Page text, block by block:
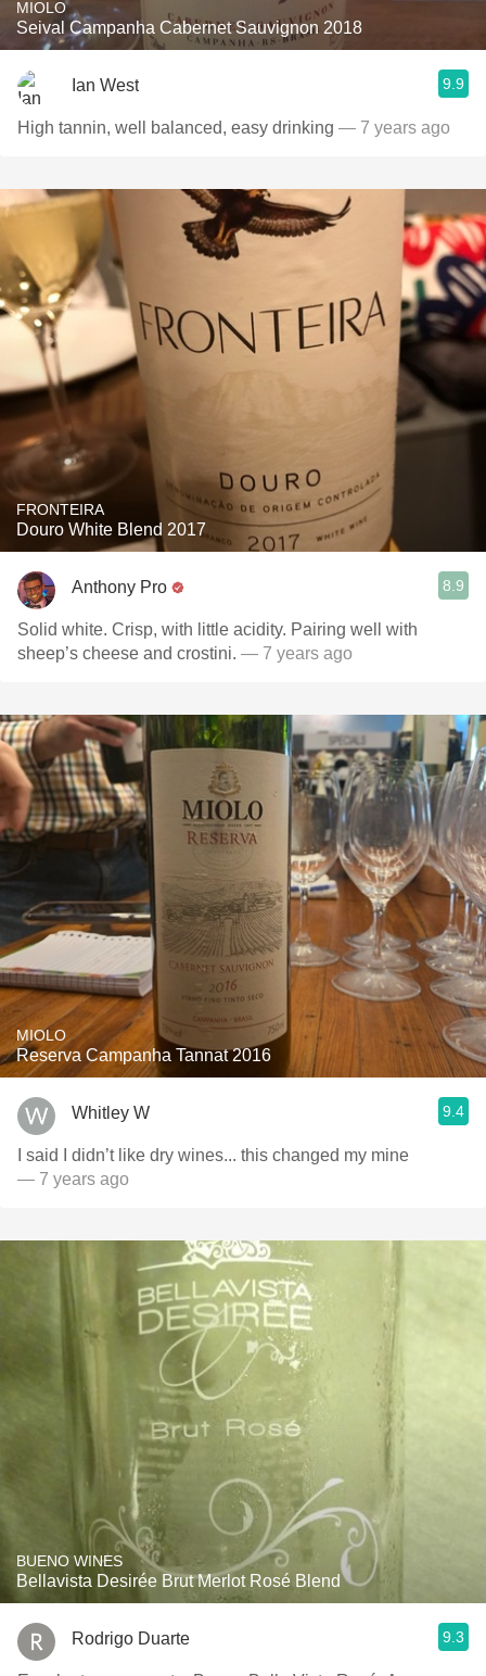
MIOLO
Seival Campanha Cabernet Sauvignon 2018
Ian West 9.9
High tannin, well balanced, easy drinking — 7 years ago
FRONTEIRA
Douro White Blend 2017
Anthony Pro 8.9
Solid white. Crisp, with little acidity. Pairing well with
sheep’s cheese and crostini. — 7 years ago
MIOLO
Reserva Campanha Tannat 2016
Whitley W 9.4
I said I didn’t like dry wines... this changed my mine
— 7 years ago
BUENO WINES
Bellavista Desirée Brut Merlot Rosé Blend
Rodrigo Duarte 9.3